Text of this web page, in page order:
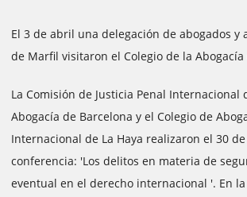
El 3 de abril una delegación de abogados y
de Marfil visitaron el Colegio de la Abogacía
La Comisión de Justicia Penal Internacional
Abogacía de Barcelona y el Colegio de
Internacional de La Haya realizaron el 30
conferencia: 'Los delitos en materia de
eventual en el derecho internacional '. En